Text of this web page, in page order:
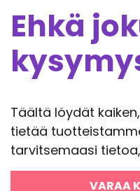
Ehkä
Täältä löydät
tietää
tarvitsemaasi
VARAA